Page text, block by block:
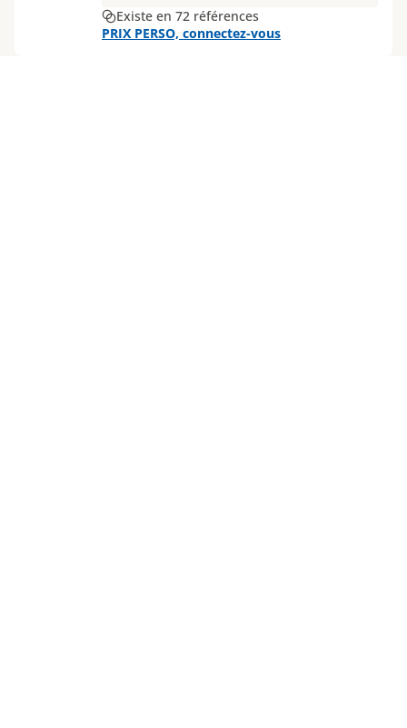
Existe en 72 références
PRIX PERSO, connectez-vous